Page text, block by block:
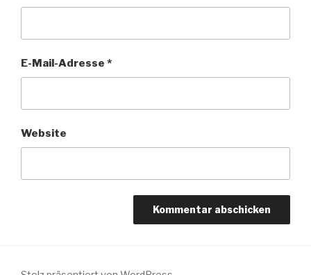
E-Mail-Adresse *
Website